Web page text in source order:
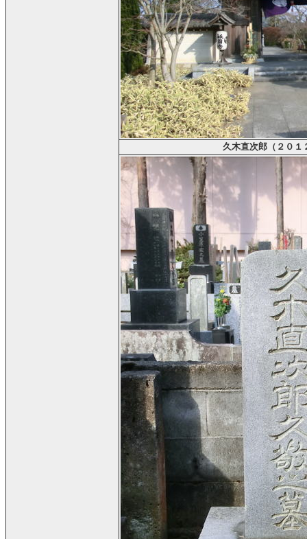
久木直次郎（２０１